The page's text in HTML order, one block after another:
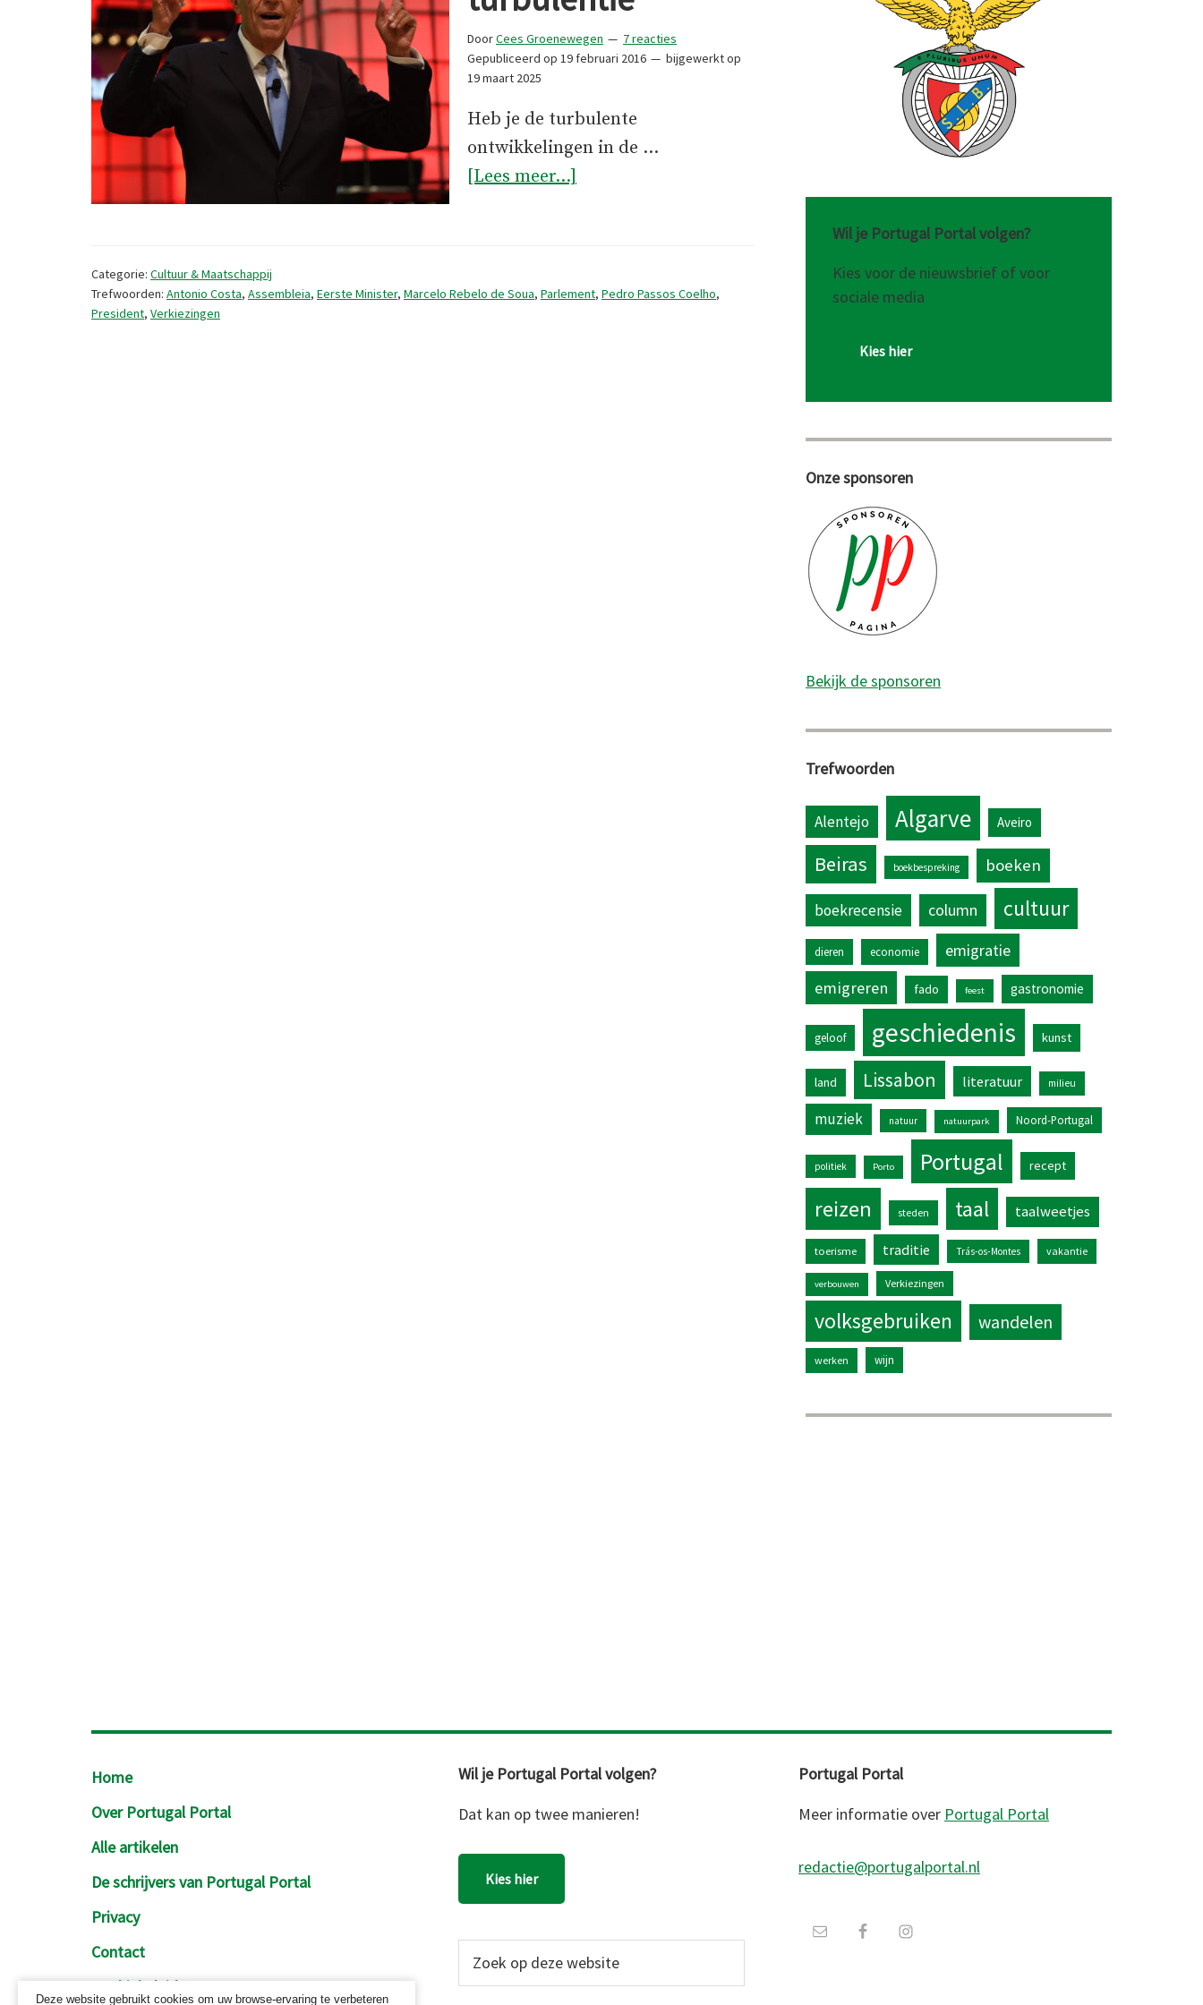
DoorCees Groenewegen
7 reacties
Gepubliceerd op 19 februari 2016
bijgewerkt op
19 maart 2025
Heb je de turbulente
ontwikkelingen in de …
[Lees meer...]
Categorie: Cultuur & Maatschappij
Trefwoorden: Antonio Costa, Assembleia, Eerste Minister, Marcelo Rebelo de Soua, Parlement, Pedro Passos Coelho,
President, Verkiezingen
Wil je Portugal Portal volgen?
Kies voor de nieuwsbrief of voor
sociale media
Kies hier
Onze sponsoren
Bekijk de sponsoren
Trefwoorden
Alentejo Algarve Aveiro
Beiras boekbespreking boeken
boekrecensie column cultuur
dieren economie
emigratie
emigreren
fado feest gastronomie
geloof geschiedenis kunst
land Lissabon literatuur milieu
muziek natuur natuurpark Noord-Portugal
politiek Porto Portugal recept
reizen steden taal taalweetjes
toerisme traditie Trás-os-Montes vakantie
verbouwen Verkiezingen
volksgebruiken wandelen
werken wijn
Footer
Home
Over Portugal Portal
Alle artikelen
De schrijvers van Portugal Portal
Privacy
Contact
Cookiebeleid
Wil je Portugal Portal volgen?
Dat kan op twee manieren!
Kies hier
Portugal Portal
Meer informatie over Portugal Portal
redactie@portugalportal.nl
Deze website gebruikt cookies om uw browse-ervaring te verbeteren